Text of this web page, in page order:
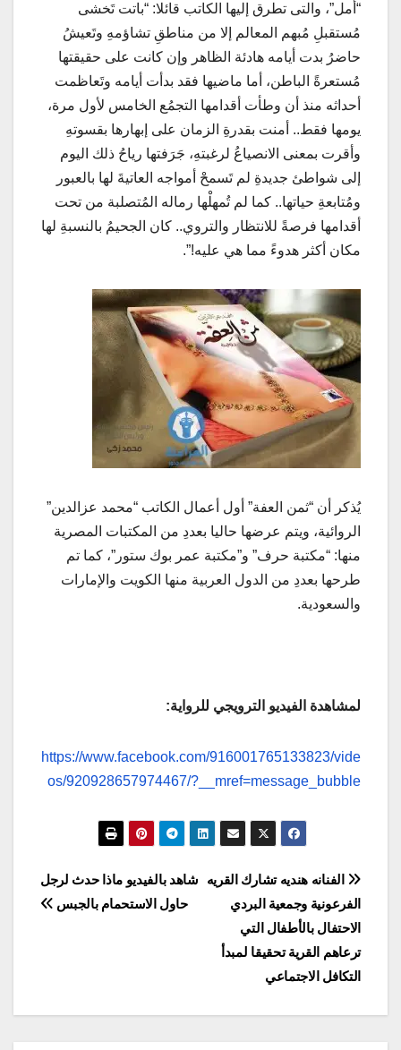
“أمل”، والتى تطرق إليها الكاتب قائلا: “باتت تَخشى
مُستقبلِ مُبهم المعالم إلا من مناطقِ تشاؤمهِ وتَعيشُ
حاضرُ بدت أيامه هادئة الظاهر وإن كانت على حقيقتها
مُستعرةً الباطن، أما ماضيها فقد بدأت أيامه وتَعاظمت
أحداثه منذ أن وطأت أقدامها التجمُع الخامس لأول مرة،
يومها فقط.. أمنت بقدرةِ الزمان على إبهارها بقسوتهِ
وأقرت بمعنى الانصياعُ لرغبتهِ، جَرَفتها رياحُ ذلك اليوم
إلى شواطئ جديدةِ لم تَسمحْ أمواجه العاتيةَ لها بالعبور
ومُتابعةِ حياتها.. كما لم تُمهلْها رماله المُتصلبة من تحت
أقدامها فرصةً للانتظار والتروي.. كان الجحيمُ بالنسبةِ لها
مكان أكثر هدوءً مما هي عليه!”.
يُذكر أن “ثمن العفة” أول أعمال الكاتب “محمد عزالدين”
الروائية، ويتم عرضها حاليا بعددِ من المكتبات المصرية
منها: “مكتبة حرف” و”مكتبة عمر بوك ستور”، كما تم
طرحها بعددِ من الدول العربية منها الكويت والإمارات
والسعودية.
لمشاهدة الفيديو الترويجي للرواية:
https://www.facebook.com/916001765133823/vide
os/920928657974467/?__mref=message_bubble
تصفّح
المقالات
شاهد بالفيديو ماذا حدث لرجل
حاول الاستحمام بالجبس
الفنانه هنديه تشارك القريه
الفرعونية وجمعية البردي
الاحتفال بالأطفال التي
ترعاهم القرية تحقيقا لمبدأ
التكافل الاجتماعي